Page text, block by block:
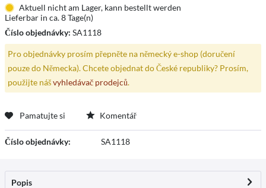
Aktuell nicht am Lager, kann bestellt werden
Lieferbar in ca. 8 Tage(n)
Číslo objednávky: SA1118
Pro objednávky prosím přepněte na německý e-shop (doručení
pouze do Německa). Chcete objednat do České republiky? Prosím,
použijte nášvyhledávač prodejců.
Pamatujte si Komentář
Číslo objednávky: SA1118
Popis